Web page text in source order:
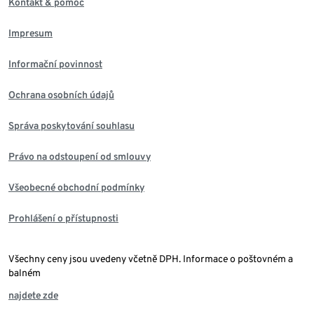
Kontakt & pomoc
Impresum
Informační povinnost
Ochrana osobních údajů
Správa poskytování souhlasu
Právo na odstoupení od smlouvy
Všeobecné obchodní podmínky
Prohlášení o přístupnosti
Všechny ceny jsou uvedeny včetně DPH. Informace o poštovném a
balném
najdete zde